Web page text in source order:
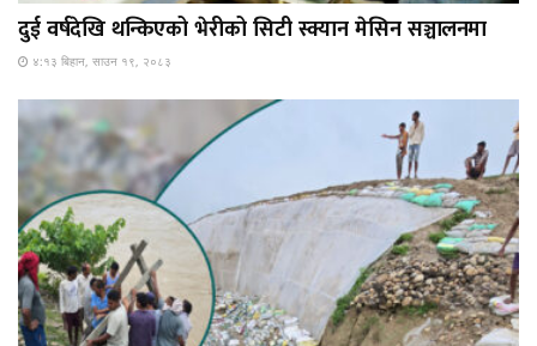
दुई वर्षदेखि थन्किएको भेरीको सिटी स्क्यान मेसिन सञ्चालनमा
४:१३ बिहान, साउन १९, २०८३